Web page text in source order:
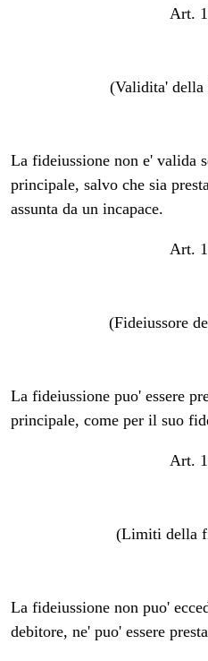
Art.
(Validita' della
La fideiussione non e' valida
principale, salvo che sia
assunta da un incapace.
Art.
(Fideiussore
La fideiussione puo' essere
principale, come per il suo
Art.
(Limiti della
La fideiussione non puo'
debitore, ne' puo' essere